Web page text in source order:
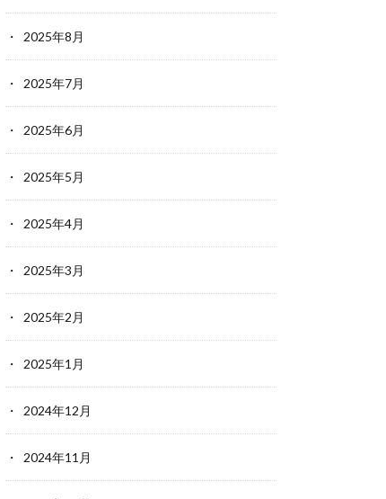
2025年8月
2025年7月
2025年6月
2025年5月
2025年4月
2025年3月
2025年2月
2025年1月
2024年12月
2024年11月